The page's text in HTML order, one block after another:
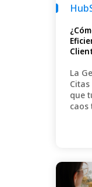
La
que
caos